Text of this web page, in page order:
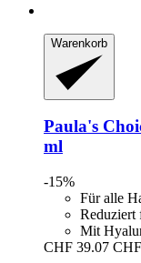
Warenkorb
Paula's
ml
-15%
Für alle
Reduziert
Mit
CHF 39.07